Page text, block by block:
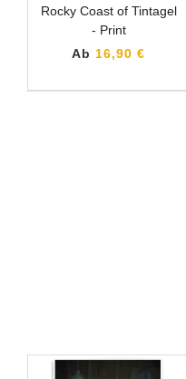
Rocky Coast of Tintagel
- Print
Ab 16,90 €